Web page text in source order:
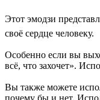
Этот эмодзи
своё сердце человеку.
Особенно если вы
всё, что захочет».
Вы также можете
почему бы и нет.